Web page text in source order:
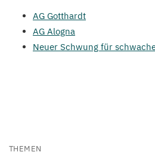
AG Gotthardt
AG Alogna
Neuer Schwung für
THEMEN